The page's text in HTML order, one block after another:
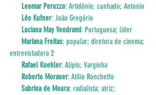
Leomar Peruzzo: Artidônio; cunhado; Antonio
Léo Kufner: João Gregório
Luciana May Vendrami: Portuguesa; líder
Mariana Freitas: popular; diretora de cinema;
entrevistadora 2
Rafael Koehler: Alípio; Varginha
Roberto Morauer: Atílio Ronchetto
Sabrina de Moura: radialista; atriz;